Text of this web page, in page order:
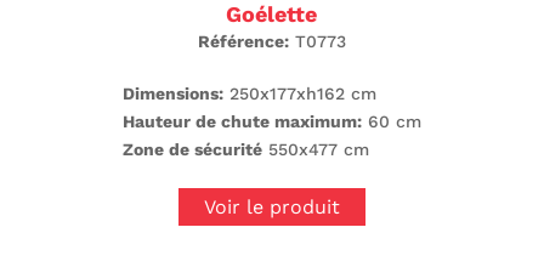
Goélette
Référence:T0773
Dimensions:250x177xh162 cm
Hauteur de chute maximum:60 cm
Zone de sécurité550x477 cm
Voir le produit